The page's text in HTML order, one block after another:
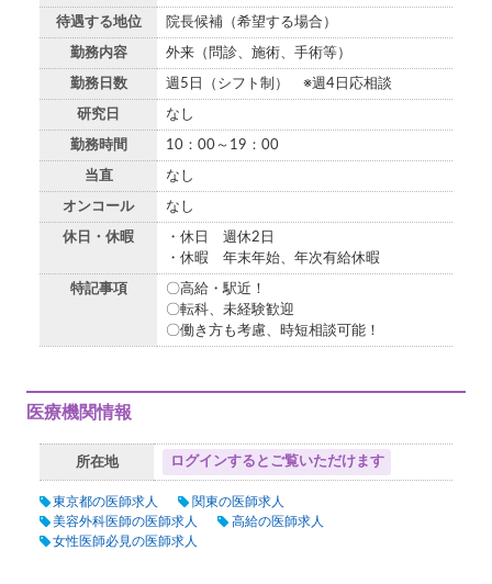
待遇する地位 院長候補（希望する場合）
勤務内容 外来（問診、施術、手術等）
勤務日数 週5日（シフト制） ※週4日応相談
研究日 なし
勤務時間 10：00～19：00
当直 なし
オンコール なし
休日・休暇
・休日 週休2日
・休暇 年末年始、年次有給休暇
特記事項
〇高給・駅近！
〇転科、未経験歓迎
〇働き方も考慮、時短相談可能！
医療機関情報
所在地 ログインするとご覧いただけます
東京都の医師求人
関東の医師求人
美容外科医師の医師求人
高給の医師求人
女性医師必見の医師求人